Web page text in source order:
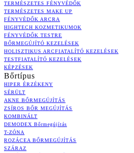
TERMÉSZETES FÉNYVÉDŐK
TERMÉSZETES MAKE UP
FÉNYVÉDŐK ARCRA
HIGHTECH KOZMETIKUMOK
FÉNYVÉDŐK TESTRE
BŐRMEGÚJÍTÓ KEZELÉSEK
HOLISZTIKUS ARCFIATALÍTÓ KEZELÉSEK
TESTFIATALÍTÓ KEZELÉSEK
KÉPZÉSEK
Bőrtípus
HIPER ÉRZÉKENY
SÉRÜLT
AKNE BŐRMEGÚJÍTÁS
ZSÍROS BŐR MEGÚJÍTÁS
KOMBINÁLT
DEMODEX Bőrmegújítás
T-ZÓNA
ROZÁCEA BŐRMEGÚJÍTÁS
SZÁRAZ